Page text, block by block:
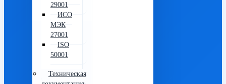
29001
ИСО
МЭК
27001
ISO
50001
Техническая